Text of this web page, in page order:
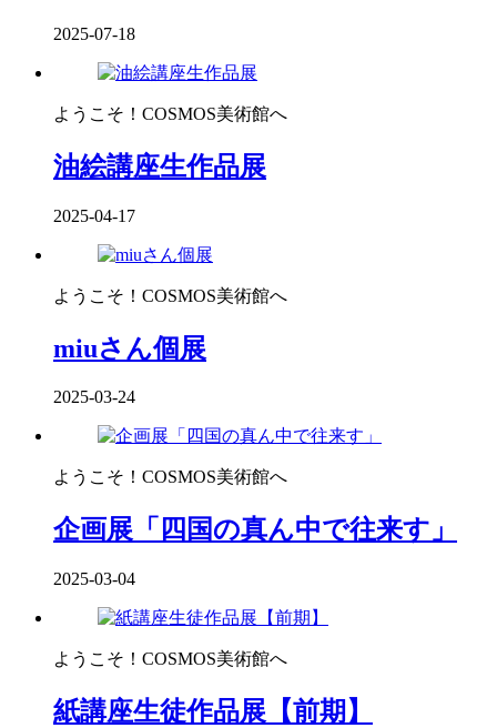
2025-07-18
ようこそ！COSMOS美術館へ
油絵講座生作品展
2025-04-17
ようこそ！COSMOS美術館へ
miuさん個展
2025-03-24
ようこそ！COSMOS美術館へ
企画展「四国の真ん中で往来す」
2025-03-04
ようこそ！COSMOS美術館へ
紙講座生徒作品展【前期】